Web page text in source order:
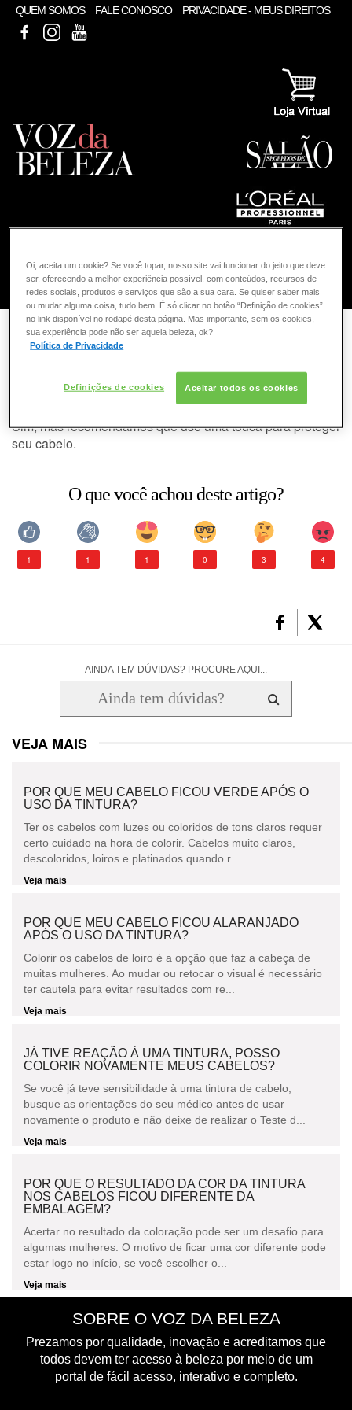
QUEM SOMOS FALE CONOSCO
PRIVACIDADE - MEUS DIREITOS
FACEBOOKINSTAGRAM
COMO POSSO AJUDAR? DÚVIDAS SOBRE:
COLORAÇÃO
CONSULTORIA DE PRODUTOS L'ORÉAL
PROFESSIONNEL
VOZ DA BELEZA L'ORÉAL PROFESSIONNEL COLORAÇÃO
Posso nadar depois de aplicar
tintura nos cabelos?
Sim, mas recomendamos que use umatoucapara proteger
seu cabelo.
O que você achou deste artigo?
1 1 1 0 3 4
AINDA TEM DÚVIDAS? PROCURE AQUI...
VEJA MAIS
POR QUE MEU CABELO FICOU VERDE APÓS O
USO DA TINTURA?
Ter os cabelos com luzes ou coloridos de tons claros requer
certo cuidado na hora de colorir. Cabelos muito claros,
descoloridos, loiros e platinados quando r...
Veja mais
POR QUE MEU CABELO FICOU ALARANJADO
APÓS O USO DA TINTURA?
Colorir os cabelos de loiro é a opção que faz a cabeça de
muitas mulheres. Ao mudar ou retocar o visual é necessário
ter cautela para evitar resultados com re...
Veja mais
JÁ TIVE REAÇÃO À UMA TINTURA, POSSO
COLORIR NOVAMENTE MEUS CABELOS?
Se você já teve sensibilidade à uma tintura de cabelo,
busque as orientações do seu médico antes de usar
novamente o produto e não deixe de realizar o Teste d...
Veja mais
POR QUE O RESULTADO DA COR DA TINTURA
NOS CABELOS FICOU DIFERENTE DA
EMBALAGEM?
Acertar no resultado da coloração pode ser um desafio para
algumas mulheres. O motivo de ficar uma cor diferente pode
estar logo no início, se você escolher o...
Veja mais
SOBRE O VOZ DA BELEZA
Prezamos por qualidade, inovação e acreditamos que
todos devem ter acesso à beleza por meio de um
portal de fácil acesso, interativo e completo.
Oi, aceita um cookie? Se você topar, nosso site vai funcionar do jeito que deve
ser, oferecendo a melhor experiência possível, com conteúdos, recursos de
redes sociais, produtos e serviços que são a sua cara. Se quiser saber mais
ou mudar alguma coisa, tudo bem. É só clicar no botão “Definição de cookies”
no link disponível no rodapé desta página. Mas importante, sem os cookies,
sua experiência pode não ser aquela beleza, ok?
Política de Privacidade
Definições de cookies Aceitar todos os cookies